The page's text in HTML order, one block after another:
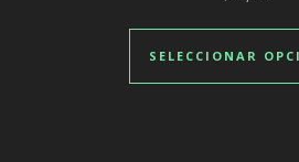
SELECCIONAR